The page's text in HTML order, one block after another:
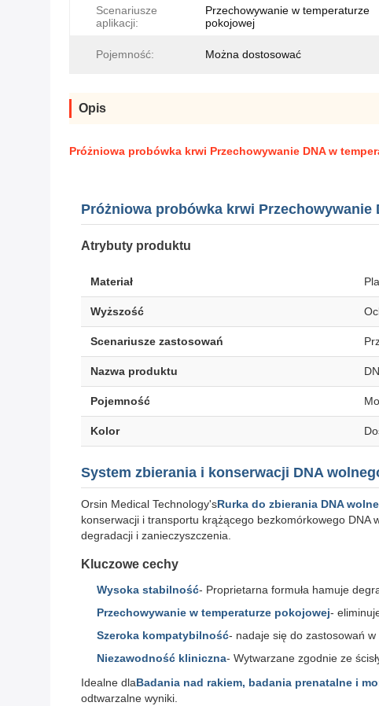
Scenariusze
aplikacji:
Przechowywanie w temperaturze
pokojowej
Pojemność: Można dostosować
Opis
Próżniowa probówka krwi Przechowywanie DNA w
Próżniowa probówka krwi
Atrybuty produktu
Materiał
Wyższość
Scenariusze zastosowań
Nazwa produktu
Pojemność
Kolor
System zbierania i konserwacji DNA
Orsin Medical Technology'sRurka do zbierania DNA
konserwacji i transportu krążącego bezkomórkowego
degradacji i zanieczyszczenia.
Kluczowe cechy
Wysoka stabilność- Proprietarna formuła hamuje
Przechowywanie w temperaturze pokojowej-
Szeroka kompatybilność- nadaje się do zastosowań w
Niezawodność kliniczna- Wytwarzane zgodnie ze
Idealne dlaBadania nad rakiem, badania prenatalne i
odtwarzalne wyniki.